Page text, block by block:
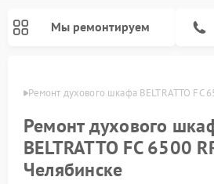
Мы ремонтируем
Ремонт духового шкафа BELTRATTO FC
Ремонт духового
BELTRATTO FC 6500
Челябинске